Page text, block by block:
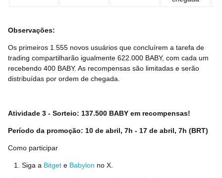
Observações:
Os primeiros 1.555 novos usuários que concluírem a tarefa de
trading compartilharão igualmente 622.000 BABY, com cada um
recebendo 400 BABY. As recompensas são limitadas e serão
distribuídas por ordem de chegada.
Atividade 3 - Sorteio: 137.500 BABY em recompensas!
Período da promoção: 10 de abril, 7h - 17 de abril, 7h (BRT)
Como participar
Siga a Bitget e Babylon no X.